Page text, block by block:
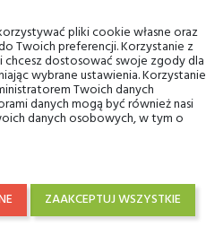
pliki cookie własne oraz
Twoich preferencji. Korzystanie z
dostosować swoje zgody dla
wybrane ustawienia. Korzystanie
Twoich danych
danych mogą być również nasi
danych osobowych, w tym o
ZAAKCEPTUJ WSZYSTKIE